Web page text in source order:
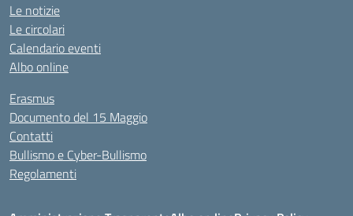
Le notizie
Le circolari
Calendario eventi
Albo online
Erasmus
Documento del 15 Maggio
Contatti
Bullismo e Cyber-Bullismo
Regolamenti